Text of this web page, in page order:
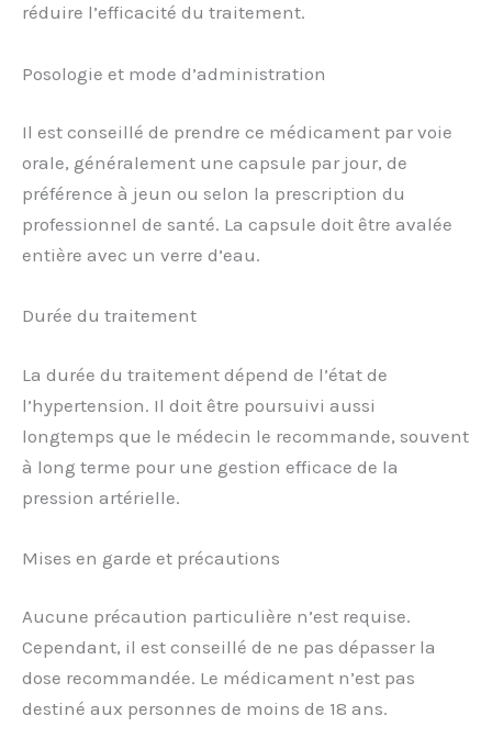
réduire l’efficacité du traitement.
Posologie et mode d’administration
Il est conseillé de prendre ce médicament par voie
orale, généralement une capsule par jour, de
préférence à jeun ou selon la prescription du
professionnel de santé. La capsule doit être avalée
entière avec un verre d’eau.
Durée du traitement
La durée du traitement dépend de l’état de
l’hypertension. Il doit être poursuivi aussi
longtemps que le médecin le recommande, souvent
à long terme pour une gestion efficace de la
pression artérielle.
Mises en garde et précautions
Aucune précaution particulière n’est requise.
Cependant, il est conseillé de ne pas dépasser la
dose recommandée. Le médicament n’est pas
destiné aux personnes de moins de 18 ans.